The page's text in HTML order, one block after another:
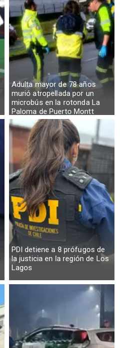
Adulta mayor de 78 años
murió atropellada por un
microbús en la rotonda La
Paloma de Puerto Montt
PDI detiene a 8 prófugos de
la justicia en la región de Los
Lagos